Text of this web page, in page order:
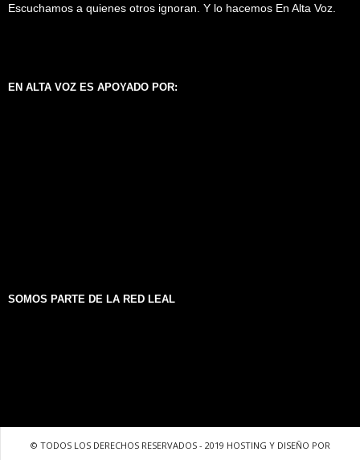
Escuchamos a quienes otros ignoran. Y lo hacemos En Alta Voz.
EN ALTA VOZ ES APOYADO POR:
SOMOS PARTE DE LA RED LEAL
© TODOS LOS DERECHOS RESERVADOS - 2019 HOSTING Y DISEÑO POR